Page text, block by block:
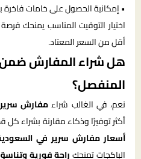
• إمكانية الحصول على خامات
اختيار التوقيت المناسب يمنحك
أقل من السعر المعتاد.
هل شراء المفارش ضمن
المنفصل؟
نعم، في الغالب شراءمفارش
أكثر توفيرًا وذكاء مقارنة بشراء
أسعار مفارش سرير في السعودية
الباكجات تمنحكراحة فورية